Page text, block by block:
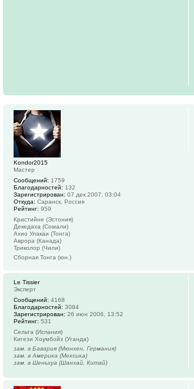
Kondor2015
Мастер
Сообщений: 1759
Благодарностей: 132
Зарегистрирован: 07 дек 2007, 03:04
Откуда: Саранск, Россия
Рейтинг: 959
Кристийне (Эстония)
Декедаха (Сомали)
Ахио Улакаи (Тонга)
Аврора (Канада)
Триколор (Чили)
Сборная Тонга (юн.)
Le Tissier
Эксперт
Сообщений: 4168
Благодарностей: 3084
Зарегистрирован: 26 июн 2006, 13:52
Рейтинг: 531
Сельта (Испания)
Кигези Хоумбойз (Уганда)
зам. в Бавария (Мюнхен, Германия)
зам. в Америка (Мексика)
зам. в Шеньхуа (Шанхай, Китай)